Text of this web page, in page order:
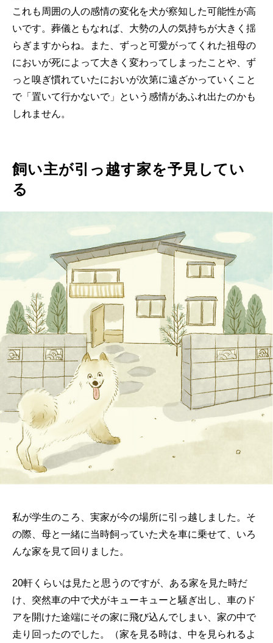
これも周囲の人の感情の変化を犬が察知した可能性が高
いです。葬儀ともなれば、大勢の人の気持ちが大きく揺
らぎますからね。また、ずっと可愛がってくれた祖母の
においが死によって大きく変わってしまったことや、ず
っと嗅ぎ慣れていたにおいが次第に遠ざかっていくこと
で「置いて行かないで」という感情があふれ出たのかも
しれません。
飼い主が引っ越す家を予見してい
る
私が学生のころ、実家が今の場所に引っ越しました。そ
の際、母と一緒に当時飼っていた犬を車に乗せて、いろ
んな家を見て回りました。
20軒くらいは見たと思うのですが、ある家を見た時だ
け、突然車の中で犬がキューキューと騒ぎ出し、車のド
アを開けた途端にその家に飛び込んでしまい、家の中で
走り回ったのでした。（家を見る時は、中を見られるよ